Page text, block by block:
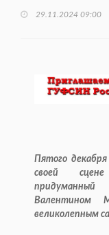
29.11.2024 09:00
Пятого
своей сцене
Валентином
великолепным